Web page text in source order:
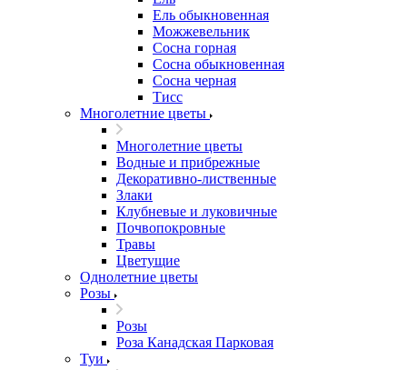
Ель обыкновенная
Можжевельник
Сосна горная
Сосна обыкновенная
Сосна черная
Тисс
Многолетние цветы
Многолетние цветы
Водные и прибрежные
Декоративно-лиственные
Злаки
Клубневые и луковичные
Почвопокровные
Травы
Цветущие
Однолетние цветы
Розы
Розы
Роза Канадская Парковая
Туи